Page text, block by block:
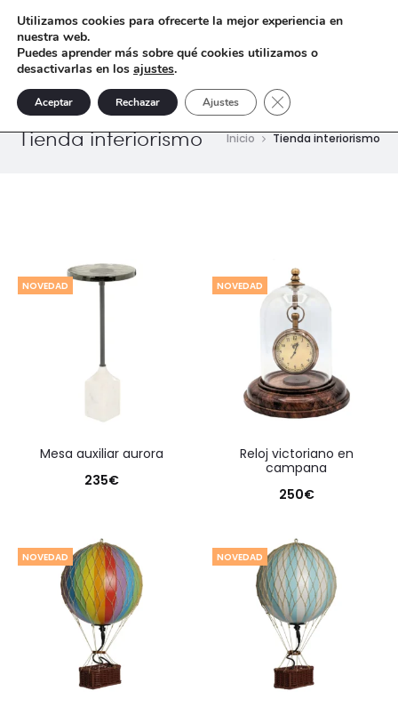
Tienda interiorismo Inicio Tienda interiorismo
NOVEDAD
mesa auxiliar aurora
235€
NOVEDAD
reloj victoriano en
campana
250€
NOVEDAD NOVEDAD
Utilizamos cookies para ofrecerte la mejor experiencia en
nuestra web.
Puedes aprender más sobre qué cookies utilizamos o
desactivarlas en los ajustes.
Aceptar Rechazar Ajustes Cerrar el banner de